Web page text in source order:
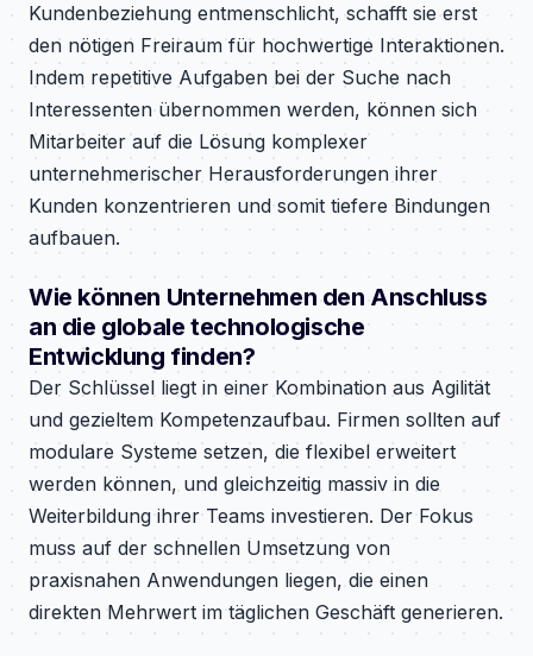
Kundenbeziehung entmenschlicht, schafft sie erst
den nötigen Freiraum für hochwertige Interaktionen.
Indem repetitive Aufgaben bei der Suche nach
Interessenten übernommen werden, können sich
Mitarbeiter auf die Lösung komplexer
unternehmerischer Herausforderungen ihrer
Kunden konzentrieren und somit tiefere Bindungen
aufbauen.
Wie können Unternehmen den Anschluss
an die globale technologische
Entwicklung finden?
Der Schlüssel liegt in einer Kombination aus Agilität
und gezieltem Kompetenzaufbau. Firmen sollten auf
modulare Systeme setzen, die flexibel erweitert
werden können, und gleichzeitig massiv in die
Weiterbildung ihrer Teams investieren. Der Fokus
muss auf der schnellen Umsetzung von
praxisnahen Anwendungen liegen, die einen
direkten Mehrwert im täglichen Geschäft generieren.